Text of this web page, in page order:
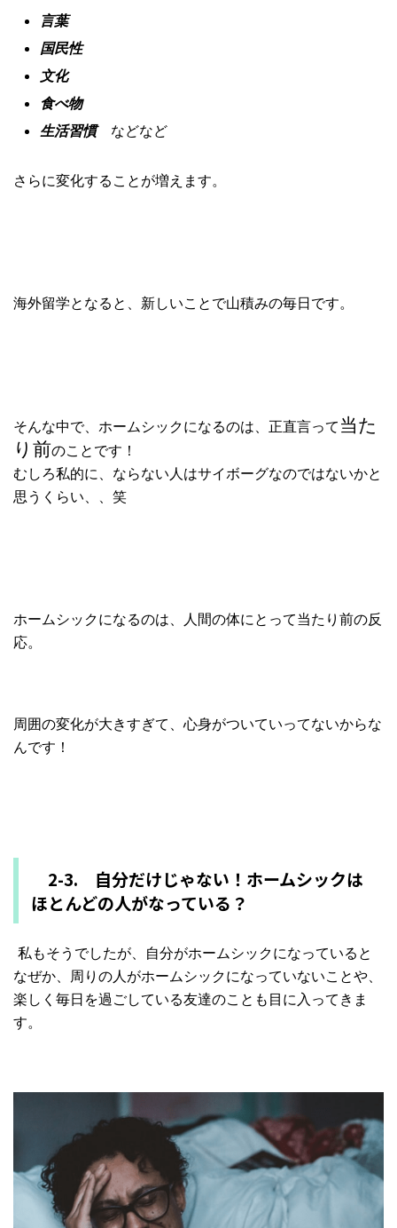
言葉
国民性
文化
食べ物
生活習慣 などなど
さらに変化することが増えます。
海外留学となると、新しいことで山積みの毎日です。
そんな中で、ホームシックになるのは、正直言って 当た
り前のことです！
むしろ私的に、 ならない人はサイボーグなのではないかと
思うくらい、、笑
ホームシックになるのは、人間の体にとって当たり前の反
応。
周囲の変化が大きすぎて、心身がついていってないからな
んです！
2-3. 自分だけじゃない！ ホームシックは
ほとんどの人がなっている？
私もそうでしたが、自分がホームシックになっていると
なぜか、 周りの人がホームシックになっていないことや、
楽しく毎日を過ごしている友達のことも目に入ってきま
す。